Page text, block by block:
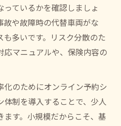
ているかを確認しましょ
故や故障時の代替車両がな
も多いです。リスク分散のた
応マニュアルや、保険内容の
化のためにオンライン予約シ
体制を導入することで、少人
す。小規模だからこそ、基